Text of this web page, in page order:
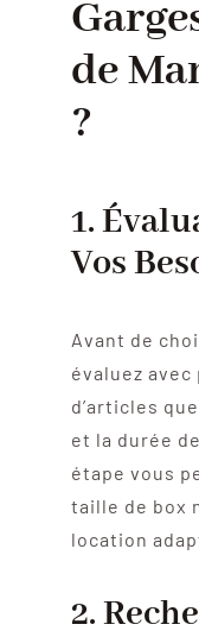
de
?
1.
Vos
Avant de
évaluez
d’articles
et la durée
étape vous
taille de box
location
2.